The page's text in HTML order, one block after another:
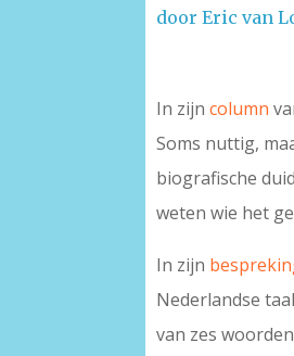
door Eric van
In zijncolumn
Soms nuttig,
biografische
weten wie het
In zijn
Nederlandse
van zes